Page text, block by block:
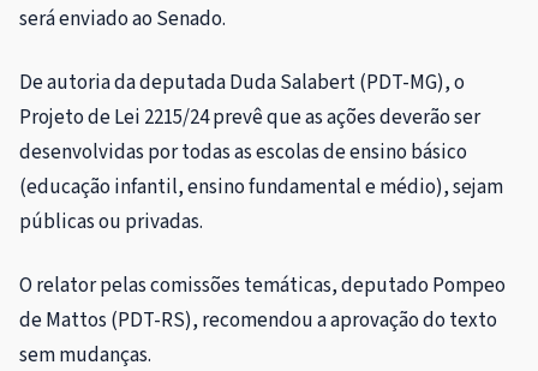
será enviado ao Senado.
De autoria da deputada Duda Salabert (PDT-MG), o
Projeto de Lei 2215/24 prevê que as ações deverão ser
desenvolvidas por todas as escolas de ensino básico
(educação infantil, ensino fundamental e médio), sejam
públicas ou privadas.
O relator pelas comissões temáticas, deputado Pompeo
de Mattos (PDT-RS), recomendou a aprovação do texto
sem mudanças.